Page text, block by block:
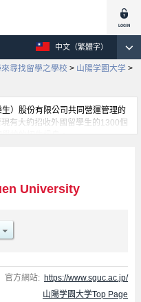
中文（繁體字）
尋找留學之學校 > 山陽学園大学 >
）股份有限公司共同營運管理的
有大約招收外國留學生的1300個
校的招生訊息。
訊息都刊載於此，請務必查閱及
University
官方網站: https://www.sguc.ac.jp/
山陽学園大学Top Page